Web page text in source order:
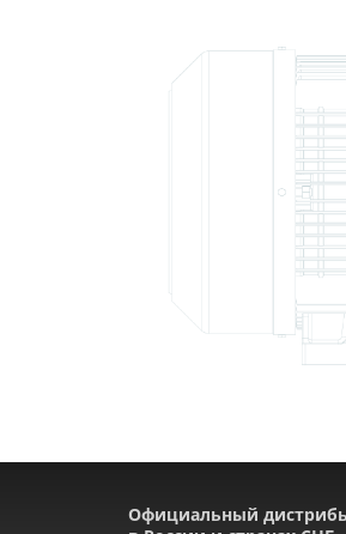
Официальный